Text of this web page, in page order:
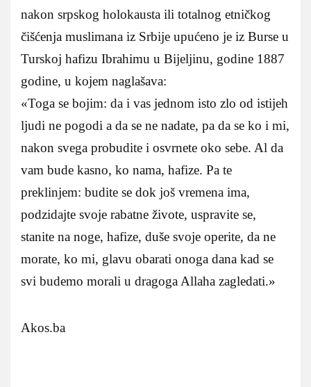
nakon srpskog holokausta ili totalnog etničkog
čišćenja muslimana iz Srbije upućeno je iz Burse u
Turskoj hafizu Ibrahimu u Bijeljinu, godine 1887
godine, u kojem naglašava:
«Toga se bojim: da i vas jednom isto zlo od istijeh
ljudi ne pogodi a da se ne nadate, pa da se ko i mi,
nakon svega probudite i osvrnete oko sebe. Al da
vam bude kasno, ko nama, hafize. Pa te
preklinjem: budite se dok još vremena ima,
podzidajte svoje rabatne živote, uspravite se,
stanite na noge, hafize, duše svoje operite, da ne
morate, ko mi, glavu obarati onoga dana kad se
svi budemo morali u dragoga Allaha zagledati.»
Akos.ba